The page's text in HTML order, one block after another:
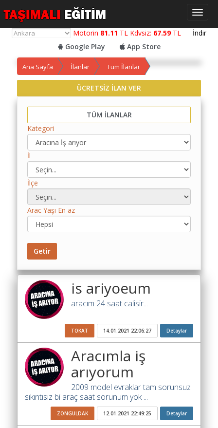
Motorin 81.11 TL Kdvsiz: 67.59TL İndir
Google Play
App Store
Maliyet
Yemek
Maliyet
Hesaplama
Kredili
Maliyet
Hesaplama
Maliyet
Hesaplama
Şartname
Karşılaştırma
Robotu
Masaüstü
Programı
Değer
Hesaplama
Akaryakıt
Ana Sayfa İlanlar Tüm İlanlar
ÜCRETSİZ İLAN VER
TÜM İLANLAR
Kategori
İl
İlçe
Arac Yaşı En az
Getir
is ariyoeum
aracım 24 saat calisir...
TOKAT 14.01.2021 22:06:27 Detaylar
Aracımla iş
arıyorum
2009 model evraklar tam sorunsuz
sıkıntısız bi araç saat sorunum yok ...
ZONGULDAK 12.01.2021 22:49:25 Detaylar